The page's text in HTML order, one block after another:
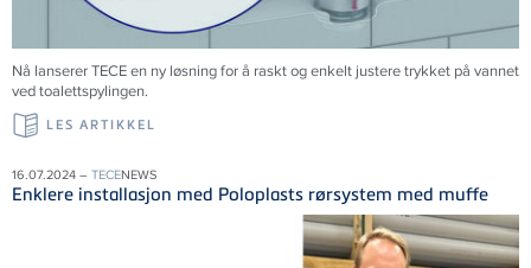
Nå lansererTECEen ny løsning for å raskt og enkelt justere trykket på vannet
ved toalettspylingen.
LES ARTIKKEL
16.07.2024 – TECENEWS
Enklere installasjon med Poloplasts rørsystem med muffe